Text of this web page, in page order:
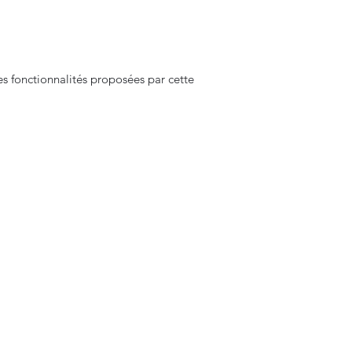
fonctionnalités proposées par cette